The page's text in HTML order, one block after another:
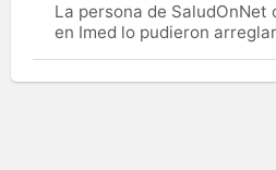
La persona de SaludOnNet
en Imed lo pudieron